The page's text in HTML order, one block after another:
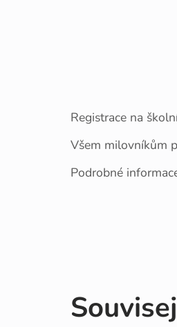
Registrace na
Všem milovníkům
Podrobné